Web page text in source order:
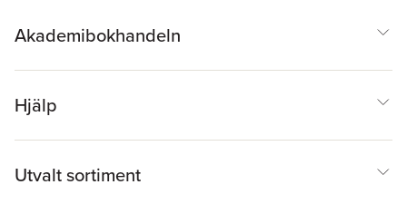
Akademibokhandeln
Hjälp
Utvalt sortiment